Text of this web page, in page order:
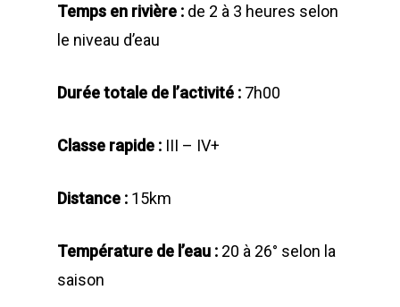
Temps en rivière : de 2 à 3 heures selon
le niveau d’eau
Durée totale de l’activité : 7h00
Classe rapide : III – IV+
Distance : 15km
Température de l’eau : 20 à 26° selon la
saison